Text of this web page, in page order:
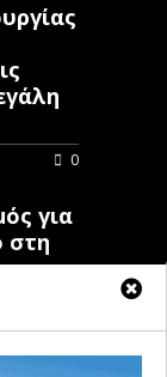
0
για
στη